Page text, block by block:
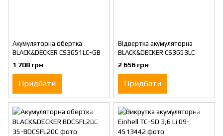
Акумуляторна обертка
BLACK&DECKER CS3651LC-GB
1 708 грн
Придбати
Відвертка акумуляторна
BLACK&DECKER CS3653LC
2 656 грн
Придбати